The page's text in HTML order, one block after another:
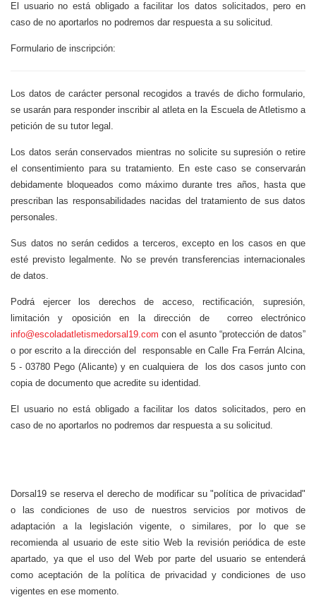
El usuario no está obligado a facilitar los datos solicitados, pero en
caso de no aportarlos no podremos dar respuesta a su solicitud.
Formulario de inscripción:
Los datos de carácter personal recogidos a través de dicho formulario,
se usarán para responder inscribir al atleta en la Escuela de Atletismo a
petición de su tutor legal.
Los datos serán conservados mientras no solicite su supresión o retire
el consentimiento para su tratamiento. En este caso se conservarán
debidamente bloqueados como máximo durante tres años, hasta que
prescriban las responsabilidades nacidas del tratamiento de sus datos
personales.
Sus datos no serán cedidos a terceros, excepto en los casos en que
esté previsto legalmente. No se prevén transferencias internacionales
de datos.
Podrá ejercer los derechos de acceso, rectificación, supresión,
limitación y oposición en la dirección de correo electrónico
info@escoladatletismedorsal19.com con el asunto “protección de datos”
o por escrito a la dirección del responsable en Calle Fra Ferrán Alcina,
5 - 03780 Pego (Alicante) y en cualquiera de los dos casos junto con
copia de documento que acredite su identidad.
El usuario no está obligado a facilitar los datos solicitados, pero en
caso de no aportarlos no podremos dar respuesta a su solicitud.
Dorsal19 se reserva el derecho de modificar su "política de privacidad"
o las condiciones de uso de nuestros servicios por motivos de
adaptación a la legislación vigente, o similares, por lo que se
recomienda al usuario de este sitio Web la revisión periódica de este
apartado, ya que el uso del Web por parte del usuario se entenderá
como aceptación de la política de privacidad y condiciones de uso
vigentes en ese momento.